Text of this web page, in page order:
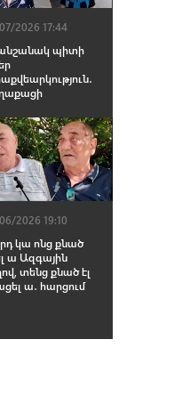
2026 17:44
պիտի
2026 19:10
կա ոնց քնած
ա Ազգային
տենց քնած էլ
ա․ հարցում